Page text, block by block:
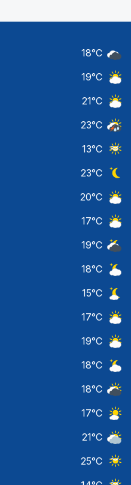
18°C
19°C
21°C
23°C
13°C
23°C
20°C
17°C
19°C
18°C
15°C
17°C
19°C
18°C
18°C
17°C
21°C
25°C